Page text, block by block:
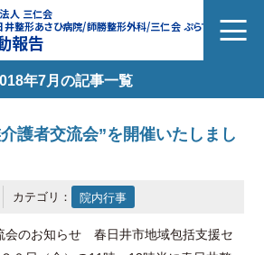
人 三仁会
井整形あさひ病院/師勝整形外科/三仁会 ぷらす）
報告
年7月の記事一覧
護者交流会”を開催いたしまし
カテゴリ： 院内行事
会のお知らせ 春日井市地域包括支援セ